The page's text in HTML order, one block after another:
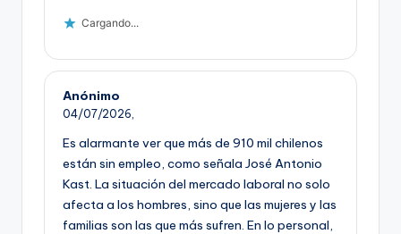
Cargando...
Anónimo
04/07/2026,
Es alarmante ver que más de 910 mil chilenos
están sin empleo, como señala José Antonio
Kast. La situación del mercado laboral no solo
afecta a los hombres, sino que las mujeres y las
familias son las que más sufren. En lo personal,